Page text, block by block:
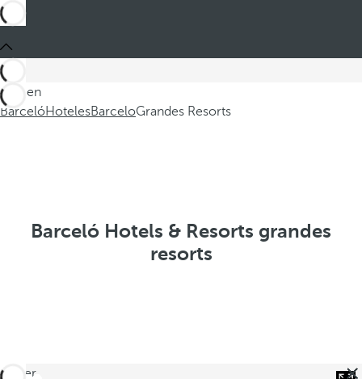
Está en
BarcelóHotelesBarceloGrandes Resorts
Barceló Hotels & Resorts grandes
resorts
volver